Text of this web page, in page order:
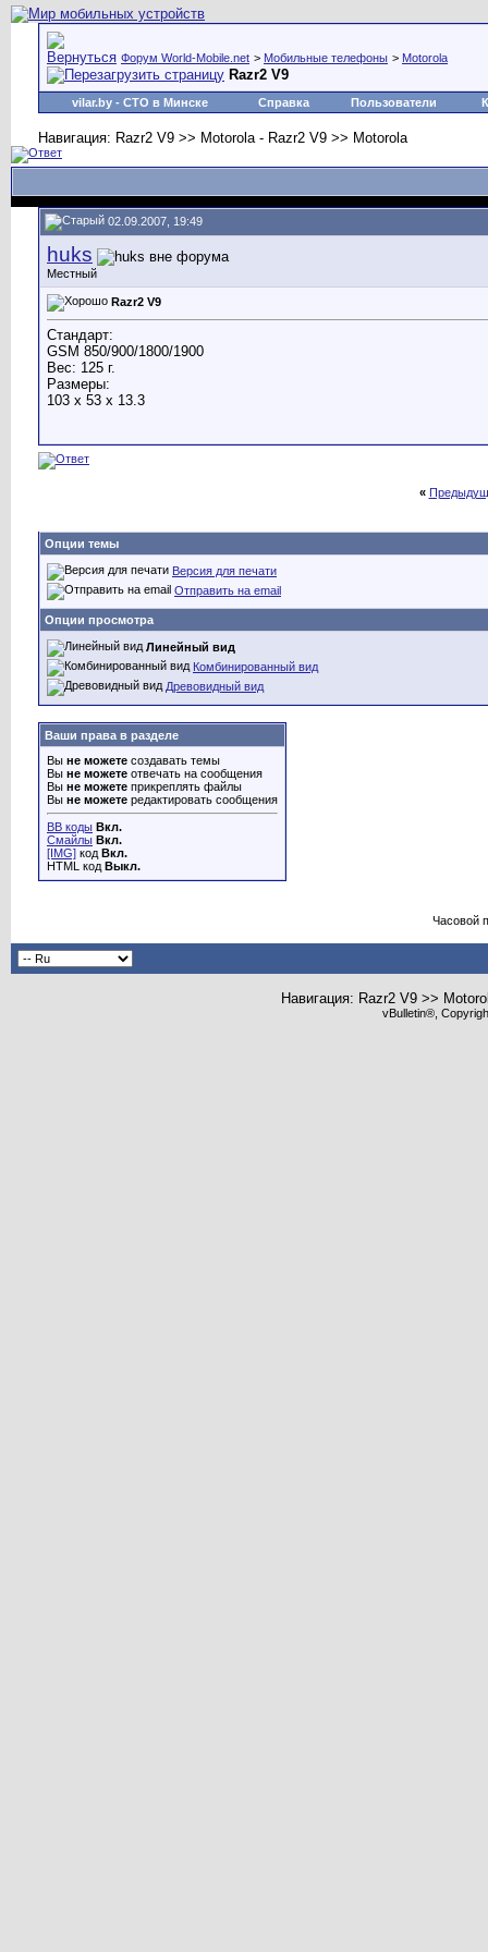
Форум World-Mobile.net > Мобильные телефоны > Motorola
Razr2 V9
vilar.by - СТО в Минске Справка Пользователи
Навигация: Razr2 V9 >> Motorola - Razr2 V9 >> Motorola
02.09.2007, 19:49
huks
Местный
Razr2 V9
Стандарт:
GSM 850/900/1800/1900
Вес: 125 г.
Размеры:
103 x 53 x 13.3
«
Опции темы
Версия для печати
Отправить на email
Опции просмотра
Линейный вид
Комбинированный вид
Древовидный вид
Ваши права в разделе
Вы не можете создавать темы
Вы не можете отвечать на сообщения
Вы не можете прикреплять файлы
Вы не можете редактировать сообщения
BB коды Вкл.
Смайлы Вкл.
[IMG] код Вкл.
HTML код Выкл.
Часовой
Навигация: Razr2 V9 >>
vBulletin®,